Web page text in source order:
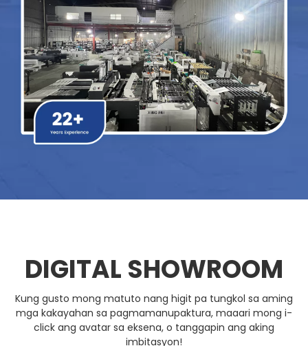
DIGITAL SHOWROOM
Kung gusto mong matuto nang higit pa tungkol sa aming
mga kakayahan sa pagmamanupaktura, maaari mong i-
click ang avatar sa eksena, o tanggapin ang aking
imbitasyon!